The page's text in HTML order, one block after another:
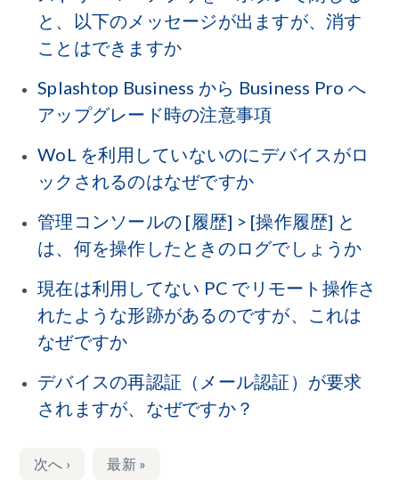
と、以下のメッセージが出ますが、消す
ことはできますか
Splashtop Business から Business Pro へ
アップグレード時の注意事項
WoL を利用していないのにデバイスがロ
ックされるのはなぜですか
管理コンソールの [履歴] > [操作履歴] と
は、何を操作したときのログでしょうか
現在は利用してない PC でリモート操作さ
れたような形跡があるのですが、これは
なぜですか
デバイスの再認証（メール認証）が要求
されますが、なぜですか？
次へ › 最新 »